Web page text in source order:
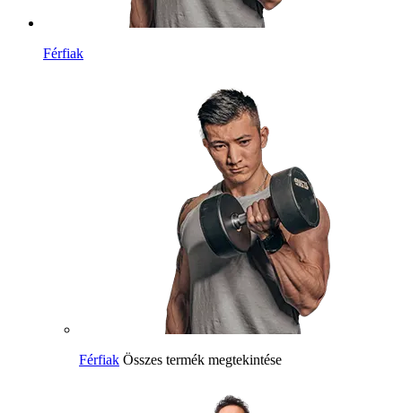
Férfiak
Férfiak Összes termék megtekintése